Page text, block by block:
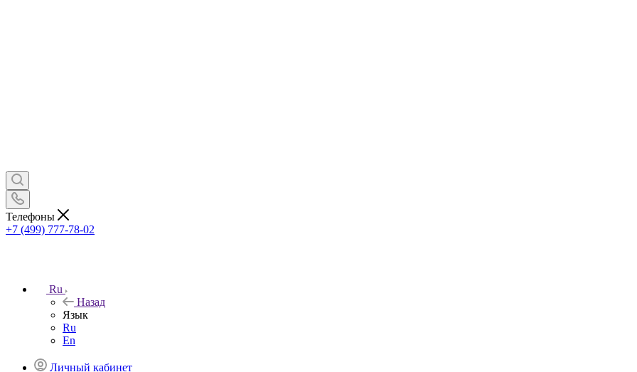
Телефоны
+7 (499) 777-78-02
Ru
Назад
Язык
Ru
En
Личный кабинет